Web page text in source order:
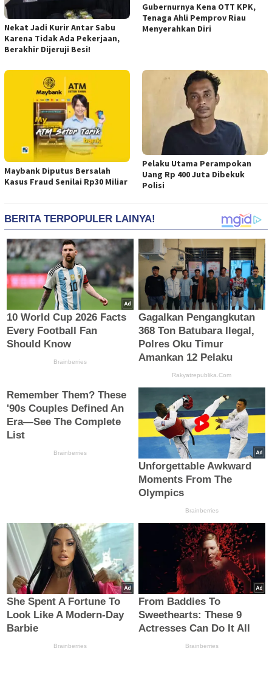
Nekat Jadi Kurir Antar Sabu
Karena Tidak Ada Pekerjaan,
Berakhir Dijeruji Besi!
Gubernurnya Kena OTT KPK,
Tenaga Ahli Pemprov Riau
Menyerahkan Diri
Maybank Diputus Bersalah
Kasus Fraud Senilai Rp30 Miliar
Pelaku Utama Perampokan
Uang Rp 400 Juta Dibekuk
Polisi